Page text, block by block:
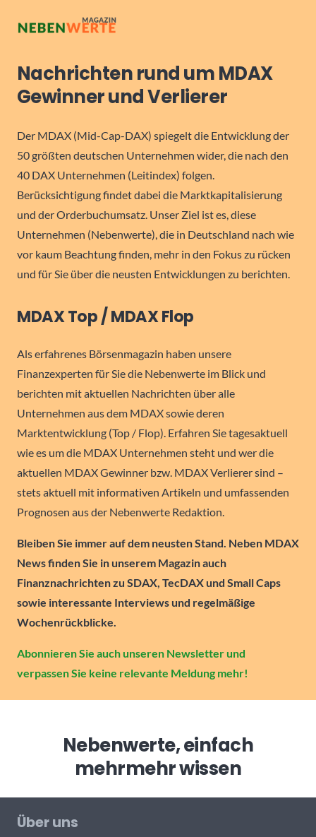
Nachrichten rund um MDAX
Gewinner und Verlierer
Der MDAX (Mid-Cap-DAX) spiegelt die Entwicklung der
50 größten deutschen Unternehmen wider, die nach den
40 DAX Unternehmen (Leitindex) folgen.
Berücksichtigung findet dabei die Marktkapitalisierung
und der Orderbuchumsatz. Unser Ziel ist es, diese
Unternehmen (Nebenwerte), die in Deutschland nach wie
vor kaum Beachtung finden, mehr in den Fokus zu rücken
und für Sie über die neusten Entwicklungen zu berichten.
MDAX Top / MDAX Flop
Als erfahrenes Börsenmagazin haben unsere
Finanzexperten für Sie die Nebenwerte im Blick und
berichten mit aktuellen Nachrichten über alle
Unternehmen aus dem MDAX sowie deren
Marktentwicklung (Top / Flop). Erfahren Sie tagesaktuell
wie es um die MDAX Unternehmen steht und wer die
aktuellen MDAX Gewinner bzw. MDAX Verlierer sind –
stets aktuell mit informativen Artikeln und umfassenden
Prognosen aus der Nebenwerte Redaktion.
Bleiben Sie immer auf dem neusten Stand. Neben MDAX
News finden Sie in unserem Magazin auch
Finanznachrichten zu SDAX, TecDAX und Small Caps
sowie interessante Interviews und regelmäßige
Wochenrückblicke.
Abonnieren Sie auch unseren Newsletter und
verpassen Sie keine relevante Meldung mehr!
Nebenwerte, einfach
mehrmehr wissen
Über uns